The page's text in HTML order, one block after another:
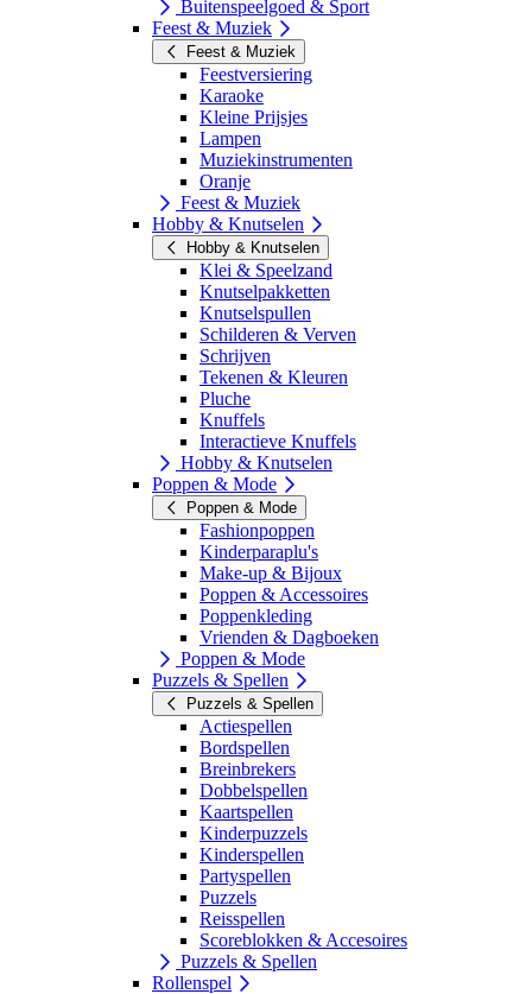
Buitenspeelgoed & Sport
Feest & Muziek
Feest & Muziek
Feestversiering
Karaoke
Kleine Prijsjes
Lampen
Muziekinstrumenten
Oranje
Feest & Muziek
Hobby & Knutselen
Hobby & Knutselen
Klei & Speelzand
Knutselpakketten
Knutselspullen
Schilderen & Verven
Schrijven
Tekenen & Kleuren
Pluche
Knuffels
Interactieve Knuffels
Hobby & Knutselen
Poppen & Mode
Poppen & Mode
Fashionpoppen
Kinderparaplu's
Make-up & Bijoux
Poppen & Accessoires
Poppenkleding
Vrienden & Dagboeken
Poppen & Mode
Puzzels & Spellen
Puzzels & Spellen
Actiespellen
Bordspellen
Breinbrekers
Dobbelspellen
Kaartspellen
Kinderpuzzels
Kinderspellen
Partyspellen
Puzzels
Reisspellen
Scoreblokken & Accesoires
Puzzels & Spellen
Rollenspel